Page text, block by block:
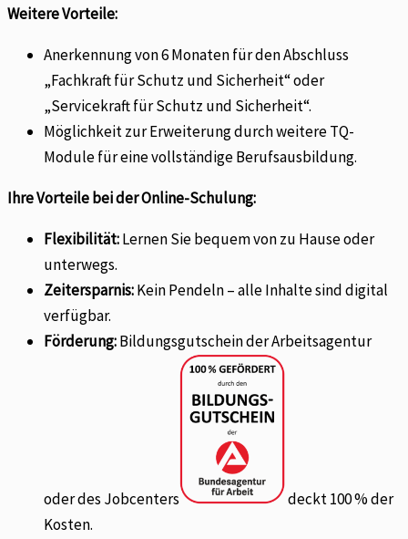
Weitere Vorteile:
Anerkennung von 6 Monaten für den Abschluss
„Fachkraft für Schutz und Sicherheit“ oder
„Servicekraft für Schutz und Sicherheit“.
Möglichkeit zur Erweiterung durch weitere TQ-
Module für eine vollständige Berufsausbildung.
Ihre Vorteile bei der Online-Schulung:
Flexibilität:Lernen Sie bequem von zu Hause oder
unterwegs.
Zeitersparnis:Kein Pendeln – alle Inhalte sind digital
verfügbar.
Förderung:Bildungsgutschein der Arbeitsagentur
oder des Jobcenters
deckt 100 % der
Kosten.